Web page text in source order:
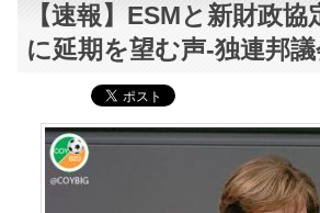
【速報】ESMと新財政
に延期を望む声-独連邦